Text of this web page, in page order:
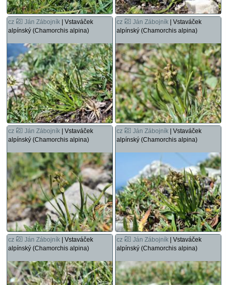
cz Ján Zábojník | Vstaváček
alpínský (Chamorchis alpina)
cz Ján Zábojník | Vstaváček
alpínský (Chamorchis alpina)
cz Ján Zábojník | Vstaváček
alpínský (Chamorchis alpina)
cz Ján Zábojník | Vstaváček
alpínský (Chamorchis alpina)
cz Ján Zábojník | Vstaváček
alpínský (Chamorchis alpina)
cz Ján Zábojník | Vstaváček
alpínský (Chamorchis alpina)